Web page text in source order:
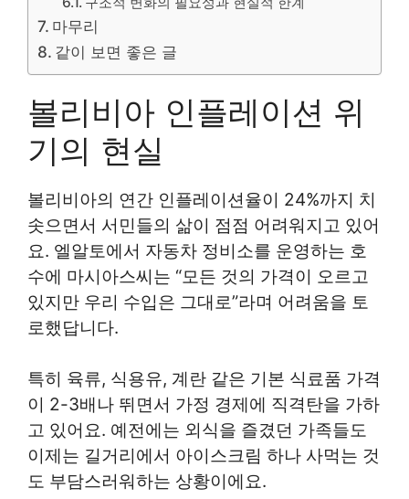
마무리
같이 보면 좋은 글
볼리비아 인플레이션 위
기의 현실
볼리비아의 연간 인플레이션율이 24%까지 치
솟으면서 서민들의 삶이 점점 어려워지고 있어
요. 엘알토에서 자동차 정비소를 운영하는 호
수에 마시아스씨는 “모든 것의 가격이 오르고
있지만 우리 수입은 그대로”라며 어려움을 토
로했답니다.
특히 육류, 식용유, 계란 같은 기본 식료품 가격
이 2-3배나 뛰면서 가정 경제에 직격탄을 가하
고 있어요. 예전에는 외식을 즐겼던 가족들도
이제는 길거리에서 아이스크림 하나 사먹는 것
도 부담스러워하는 상황이에요.